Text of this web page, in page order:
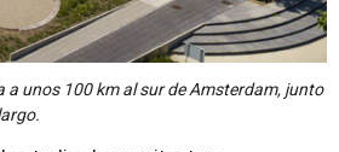
a unos 100 km al sur de Amsterdam, junto